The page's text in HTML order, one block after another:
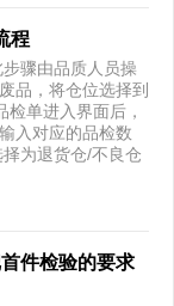
程
骤由品质人员操
品，将仓位选择到
单进入界面后，
入对应的品检数
为退货仓/不良仓
件检验的要求